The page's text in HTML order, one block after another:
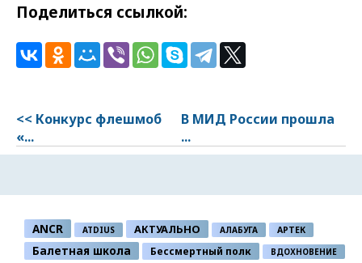
Поделиться ссылкой:
<< Конкурс флешмоб
«...
В МИД России прошла
...
ANCR ATDIUS АКТУАЛЬНО АЛАБУГА АРТЕК
Балетная школа Бессмертный полк ВДОХНОВЕНИЕ